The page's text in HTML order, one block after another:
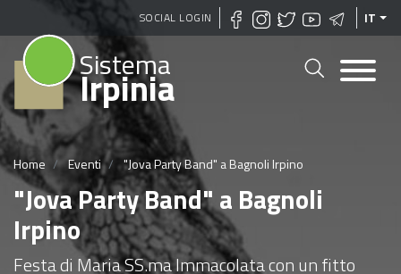
Salta
al
SOCIAL LOGIN IT
Sistema
Irpinia
Home Eventi "Jova Party Band" a Bagnoli Irpino
"Jova Party Band" a Bagnoli
Irpino
Festa di Maria SS.ma Immacolata con un fitto